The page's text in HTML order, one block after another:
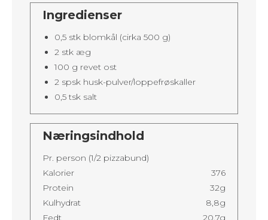
Ingredienser
0,5 stk blomkål (cirka 500 g)
2 stk æg
100 g revet ost
2 spsk husk-pulver/loppefrøskaller
0,5 tsk salt
Næringsindhold
Pr. person (1/2 pizzabund)
Kalorier
376
Protein
32g
Kulhydrat
8,8g
Fedt
20,7g